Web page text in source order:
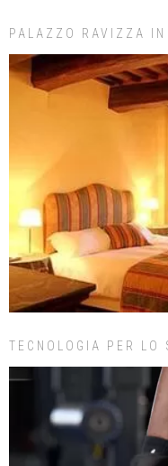
PALAZZO RAVIZZA IN
TECNOLOGIA PER LO